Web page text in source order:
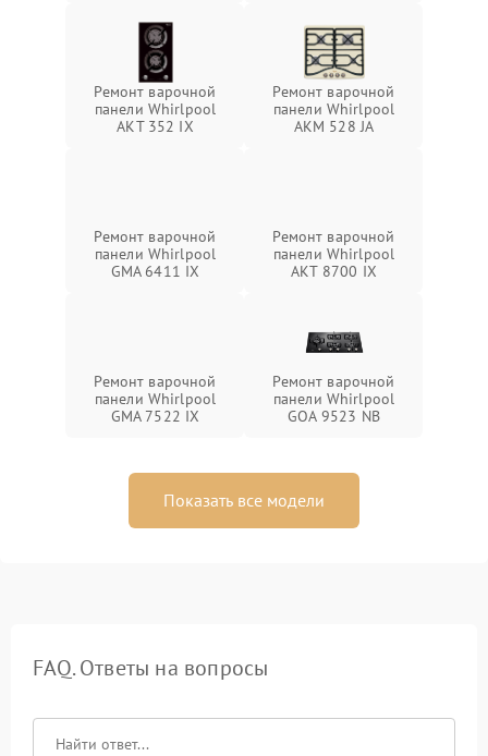
Ремонт варочной
панели Whirlpool
AKT 352 IX
Ремонт варочной
панели Whirlpool
AKM 528 JA
Ремонт варочной
панели Whirlpool
GMA 6411 IX
Ремонт варочной
панели Whirlpool
AKT 8700 IX
Ремонт варочной
панели Whirlpool
GMA 7522 IX
Ремонт варочной
панели Whirlpool
GOA 9523 NB
Показать все модели
FAQ. Ответы на вопросы